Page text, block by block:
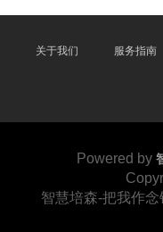
关于我们 服务指南
Powered by
智慧培森-把我作